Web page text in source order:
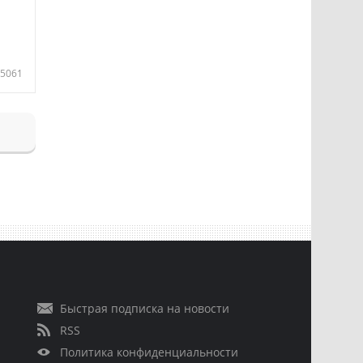
5061
Быстрая подписка на новости
RSS
Политика конфиденциальности